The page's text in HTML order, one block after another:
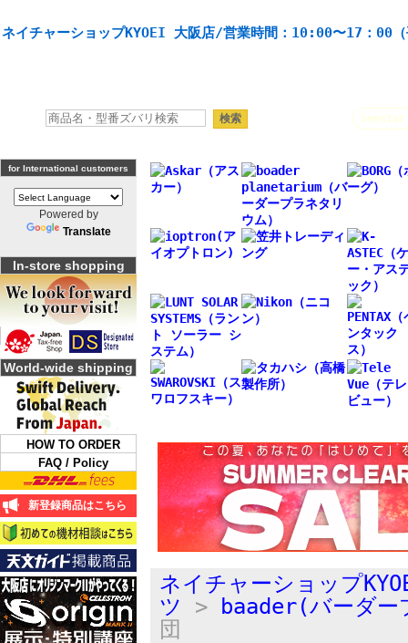
ネイチャーショップKYOEI 大阪店/営業時間：10:00〜17：00（
Seestar
for International customers
Powered by
Translate
In-store shopping
World-wide shipping
HOW TO ORDER
FAQ / Policy
新登録商品はこちら
ネイチャーショップ
ツ
>
baader(バーダー
団